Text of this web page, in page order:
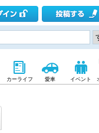
カーライフ 愛車 イベント